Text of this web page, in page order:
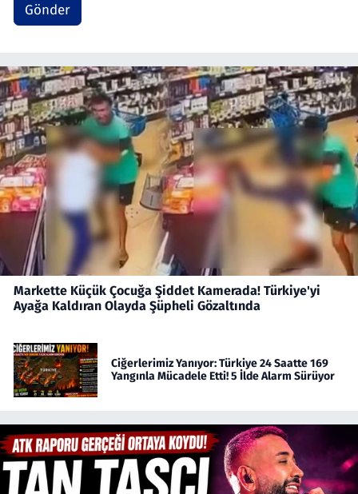
Gönder
Markette Küçük Çocuğa Şiddet Kamerada! Türkiye'yi
Ayağa Kaldıran Olayda Şüpheli Gözaltında
Ciğerlerimiz Yanıyor: Türkiye 24 Saatte 169
Yangınla Mücadele Etti! 5 İlde Alarm Sürüyor